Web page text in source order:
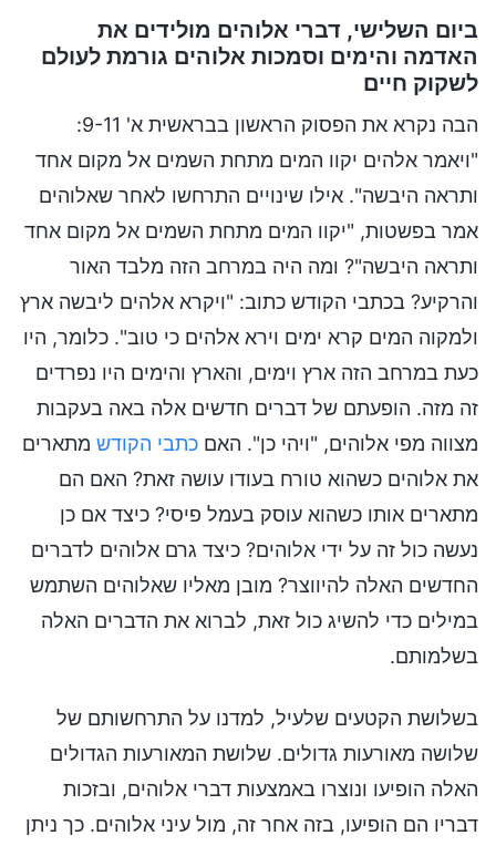
ביום השלישי, דברי אלוהים מולידים את
האדמה והימים וסמכות אלוהים גורמת לעולם
לשקוק חיים
הבה נקרא את הפסוק הראשון בבראשית א' 9-11:
"ויאמר אלהים יקוו המים מתחת השמים אל מקום אחד
ותראה היבשה". אילו שינויים התרחשו לאחר שאלוהים
אמר בפשטות, "יקוו המים מתחת השמים אל מקום אחד
ותראה היבשה"? ומה היה במרחב הזה מלבד האור
והרקיע? בכתבי הקודש כתוב: "ויקרא אלהים ליבשה ארץ
ולמקוה המים קרא ימים וירא אלהים כי טוב". כלומר, היו
כעת במרחב הזה ארץ וימים, והארץ והימים היו נפרדים
זה מזה. הופעתם של דברים חדשים אלה באה בעקבות
מצווה מפי אלוהים, "ויהי כן". האם כתבי הקודש מתארים
את אלוהים כשהוא טורח בעודו עושה זאת? האם הם
מתארים אותו כשהוא עוסק בעמל פיסי? כיצד אם כן
נעשה כול זה על ידי אלוהים? כיצד גרם אלוהים לדברים
החדשים האלה להיווצר? מובן מאליו שאלוהים השתמש
במילים כדי להשיג כול זאת, לברוא את הדברים האלה
בשלמותם.
בשלושת הקטעים שלעיל, למדנו על התרחשותם של
שלושה מאורעות גדולים. שלושת המאורעות הגדולים
האלה הופיעו ונוצרו באמצעות דברי אלוהים, ובזכות
דבריו הם הופיעו, בזה אחר זה, מול עיני אלוהים. כך ניתן